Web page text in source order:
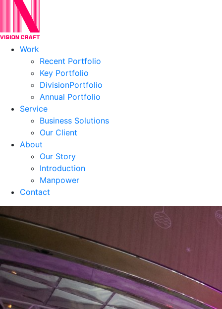
Work
Recent Portfolio
Key Portfolio
DivisionPortfolio
Annual Portfolio
Service
Business Solutions
Our Client
About
Our Story
Introduction
Manpower
Contact